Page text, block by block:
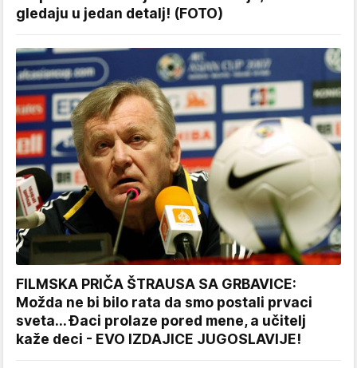
gledaju u jedan detalj! (FOTO)
FILMSKA PRIČA ŠTRAUSA SA GRBAVICE:
Možda ne bi bilo rata da smo postali prvaci
sveta... Đaci prolaze pored mene, a učitelj
kaže deci - EVO IZDAJICE JUGOSLAVIJE!